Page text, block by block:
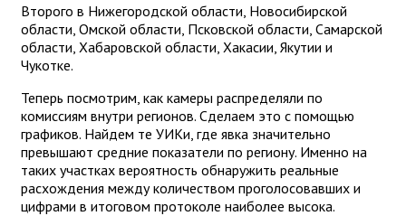
Второго в Нижегородской области, Новосибирской
области, Омской области, Псковской области, Самарской
области, Хабаровской области, Хакасии, Якутии и
Чукотке.
Теперь посмотрим, как камеры распределяли по
комиссиям внутри регионов. Сделаем это с помощью
графиков. Найдем те УИКи, где явка значительно
превышают средние показатели по региону. Именно на
таких участках вероятность обнаружить реальные
расхождения между количеством проголосовавших и
цифрами в итоговом протоколе наиболее высока.